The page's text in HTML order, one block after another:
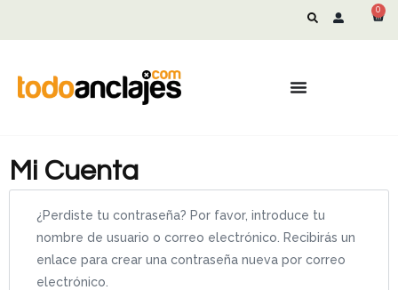
0
Mi Cuenta
¿Perdiste tu contraseña? Por favor, introduce tu
nombre de usuario o correo electrónico. Recibirás un
enlace para crear una contraseña nueva por correo
electrónico.